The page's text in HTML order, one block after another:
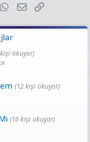
WhatsApp
E-posta
okuyor)
(12 kişi okuyor)
(16 kişi okuyor)